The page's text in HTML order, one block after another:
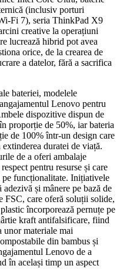
(inclusiv porturi
Fi 7), seria ThinkPad X9
creative la operațiuni
lucrează hibrid pot avea
orice, de la crearea de
a datelor, fără a sacrifica
bateriei, modelele
Lenovo pentru
dispozitive dispun de
proporție de 50%, iar bateria
de 100% într-un design care
duratei de viață.
de a oferi ambalaje
pentru resurse și care
pe funcționalitate. Inițiativele
și mânere pe bază de
FSC, care oferă soluții solide,
încorporează pernuțe pe
kraft antifalsificare, fiind
unor materiale mai
din bambus și
Lenovo de a
în același timp un aspect